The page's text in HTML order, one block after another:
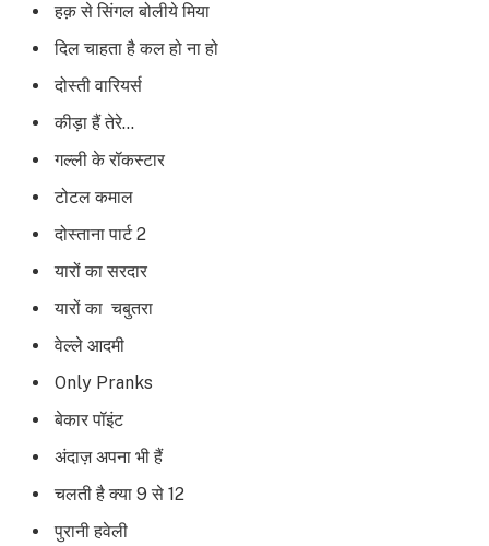
हक़ से सिंगल बोलीये मिया
दिल चाहता है कल हो ना हो
दोस्ती वारियर्स
कीड़ा हैं तेरे…
गल्ली के रॉकस्टार
टोटल कमाल
दोस्ताना पार्ट 2
यारों का सरदार
यारों का चबुतरा
वेल्ले आदमी
Only Pranks
बेकार पॉइंट
अंदाज़ अपना भी हैं
चलती है क्या 9 से 12
पुरानी हवेली